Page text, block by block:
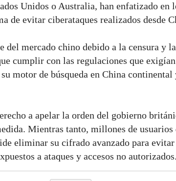
Unidos o Australia, han enfatizado en
de evitar ciberataques realizados desde
del mercado chino debido a la censura y
cumplir con las regulaciones que
motor de búsqueda en China
a apelar la orden del gobierno
Mientras tanto, millones de usuarios
eliminar su cifrado avanzado para
a ataques y accesos no autorizados.